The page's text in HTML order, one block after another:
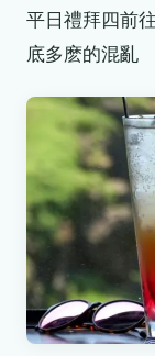
平日禮拜四前
底多麽的混亂